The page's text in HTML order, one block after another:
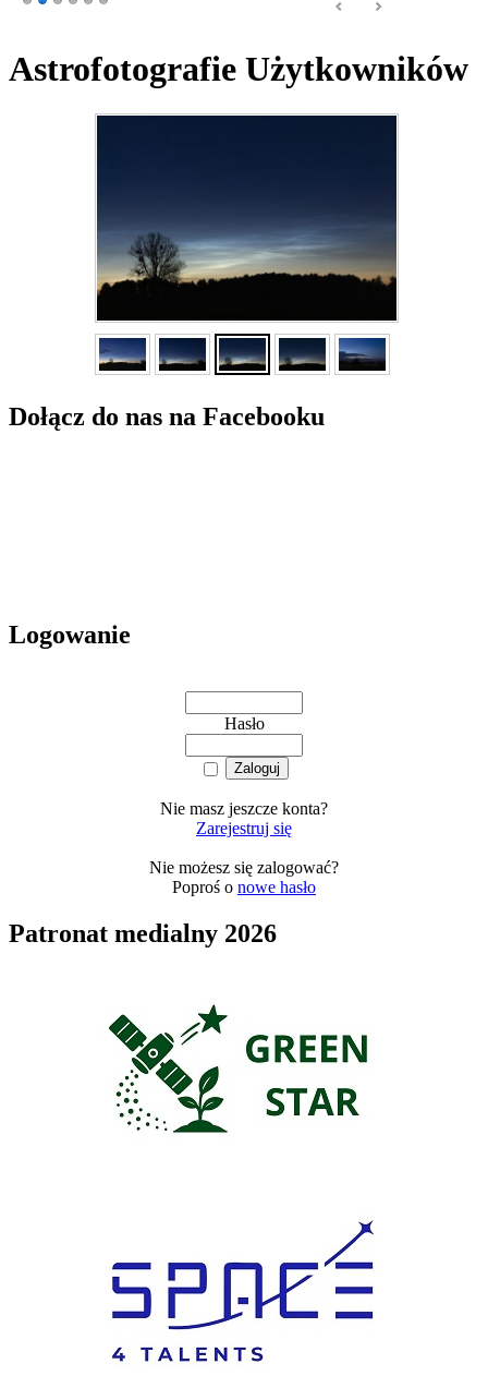
Astrofotografie Użytkowników
Dołącz do nas na Facebooku
Logowanie
Hasło
Nie masz jeszcze konta?
Zarejestruj się
Nie możesz się zalogować?
Poproś o nowe hasło
Patronat medialny 2026